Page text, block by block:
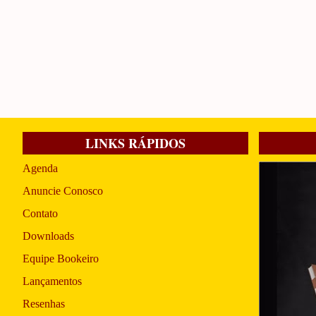
LINKS RÁPIDOS
Agenda
Anuncie Conosco
Contato
Downloads
Equipe Bookeiro
Lançamentos
Resenhas